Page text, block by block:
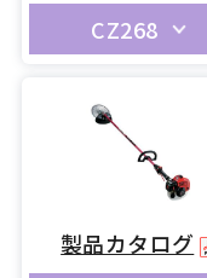
CZ268
製品カタログ